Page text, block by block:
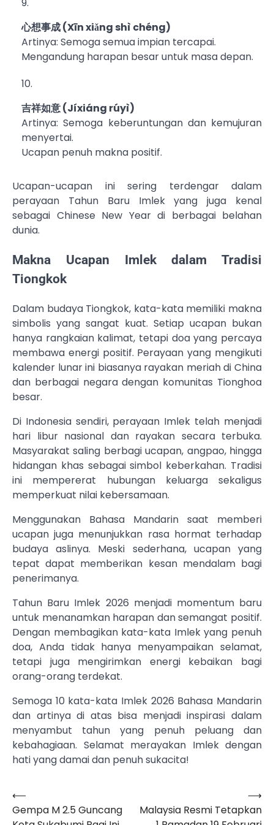
心想事成 (Xīn xiǎng shì chéng)
Artinya: Semoga semua impian tercapai.
Mengandung harapan besar untuk masa depan.
吉祥如意 (Jíxiáng rúyì)
Artinya: Semoga keberuntungan dan kemujuran
menyertai.
Ucapan penuh makna positif.
Ucapan-ucapan ini sering terdengar dalam
perayaan Tahun Baru Imlek yang juga kenal
sebagai Chinese New Yeardi berbagai belahan
dunia.
Makna Ucapan Imlek dalam Tradisi
Tiongkok
Dalam budaya Tiongkok, kata-kata memiliki makna
simbolis yang sangat kuat. Setiap ucapan bukan
hanya rangkaian kalimat, tetapi doa yang percaya
membawa energi positif. Perayaan yang mengikuti
kalender lunar ini biasanya rayakan meriah di China
dan berbagai negara dengan komunitas Tionghoa
besar.
Di Indonesia sendiri, perayaan Imlek telah menjadi
hari libur nasional dan rayakan secara terbuka.
Masyarakat saling berbagi ucapan, angpao, hingga
hidangan khas sebagai simbol keberkahan. Tradisi
ini mempererat hubungan keluarga sekaligus
memperkuat nilai kebersamaan.
Menggunakan Bahasa Mandarin saat memberi
ucapan juga menunjukkan rasa hormat terhadap
budaya aslinya. Meski sederhana, ucapan yang
tepat dapat memberikan kesan mendalam bagi
penerimanya.
Tahun Baru Imlek 2026 menjadi momentum baru
untuk menanamkan harapan dan semangat positif.
Dengan membagikan kata-kata Imlek yang penuh
doa, Anda tidak hanya menyampaikan selamat,
tetapi juga mengirimkan energi kebaikan bagi
orang-orang terdekat.
Semoga 10 kata-kata Imlek 2026 Bahasa Mandarin
dan artinya di atas bisa menjadi inspirasi dalam
menyambut tahun yang penuh peluang dan
kebahagiaan. Selamat merayakan Imlek dengan
hati yang damai dan penuh sukacita!
Navigasi
pos
⟵
Gempa M 2.5 Guncang
Malaysia Resmi Tetapkan
⟶